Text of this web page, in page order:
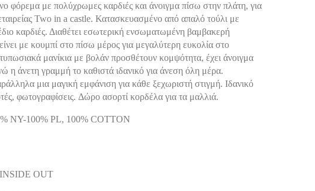
φόρεμα με πολύχρωμες καρδιές και άνοιγμα πίσω στην πλάτη, για
Two in a castle. Κατασκευασμένο από απαλό τούλι με
καρδιές. Διαθέτει εσωτερική ενσωματωμένη βαμβακερή
με κουμπί στο πίσω μέρος για μεγαλύτερη ευκολία στο
μανίκια με βολάν προσθέτουν κομψότητα, έχει άνοιγμα
η άνετη γραμμή το καθιστά ιδανικό για άνεση όλη μέρα.
μια μαγική εμφάνιση για κάθε ξεχωριστή στιγμή. Ιδανικό
φωτογραφίσεις. Δώρο ασορτί κορδέλα για τα μαλλιά.
NY-100% PL, 100% COTTON
OUT